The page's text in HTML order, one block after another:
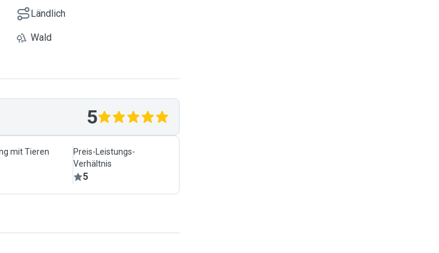
Ländlich
Wald
5
mit Tieren
Preis-Leistungs-
Verhältnis
5